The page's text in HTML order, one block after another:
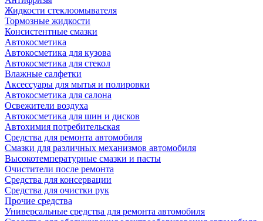
Жидкости стеклоомывателя
Тормозные жидкости
Консистентные смазки
Автокосметика
Автокосметика для кузова
Автокосметика для стекол
Влажные салфетки
Аксессуары для мытья и полировки
Автокосметика для салона
Освежители воздуха
Автокосметика для шин и дисков
Автохимия потребительская
Средства для ремонта автомобиля
Смазки для различных механизмов автомобиля
Высокотемпературные смазки и пасты
Очистители после ремонта
Средства для консервации
Средства для очистки рук
Прочие средства
Универсальные средства для ремонта автомобиля